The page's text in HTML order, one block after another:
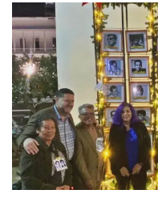
LA
MEMORIA
COLECTIVA
CON
EL
LABORATORIO
‘COLLAGE
DE
OBJETOS’
PARA
MUJERES
CUIDADORAS